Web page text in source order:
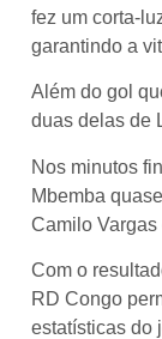
fez um corta-
garantindo a
Além do gol
duas delas de
Nos minutos
Mbemba
Camilo
Com o
RD Congo
estatísticas do